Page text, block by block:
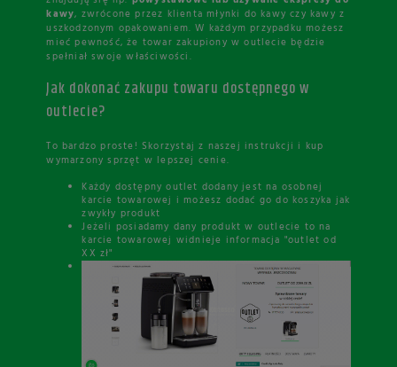
kawy, zwrócone przez klienta młynki do kawy czy kawy z
uszkodzonym opakowaniem. W każdym przypadku możesz
mieć pewność, że towar zakupiony w outlecie będzie
spełniał swoje właściwości.
Jak dokonać zakupu towaru dostępnego w
outlecie?
To bardzo proste! Skorzystaj z naszej instrukcji i kup
wymarzony sprzęt w lepszej cenie.
Każdy dostępny outlet dodany jest na osobnej
karcie towarowej i możesz dodać go do koszyka jak
zwykły produkt
Jeżeli posiadamy dany produkt w outlecie to na
karcie towarowej widnieje informacja "outlet od
XX zł"